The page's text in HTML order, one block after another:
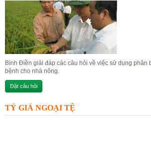
Bình Điền giải đáp các câu hỏi về việc sử dụng phân
bệnh cho nhà nông.
Đặt câu hỏi
TỶ GIÁ NGOẠI TỆ